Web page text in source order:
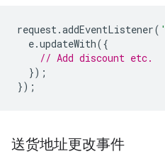
request.addEventListener(
e.updateWith({
// Add discount etc.
});
});
送货地址更改事件